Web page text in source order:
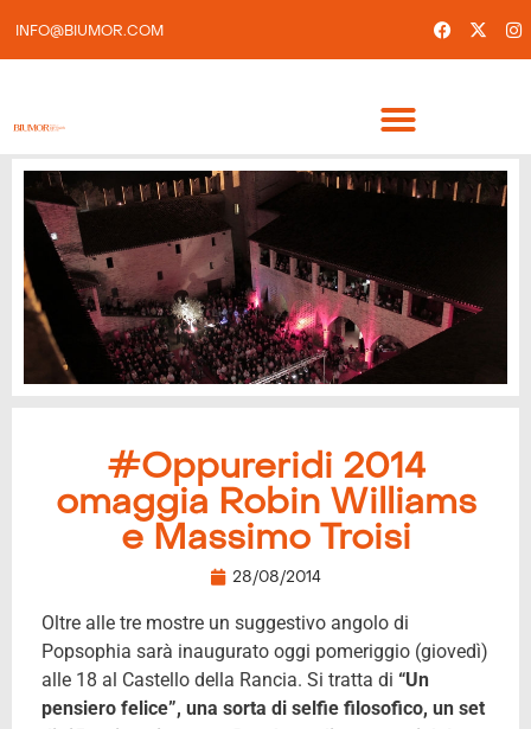
INFO@BIUMOR.COM
#Oppureridi 2014
omaggia Robin Williams
e Massimo Troisi
28/08/2014
Oltre alle tre mostre un suggestivo angolo di
Popsophia sarà inaugurato oggi pomeriggio (giovedì)
alle 18 al Castello della Rancia. Si tratta di “Un
pensiero felice”, una sorta di selfie filosofico, un set